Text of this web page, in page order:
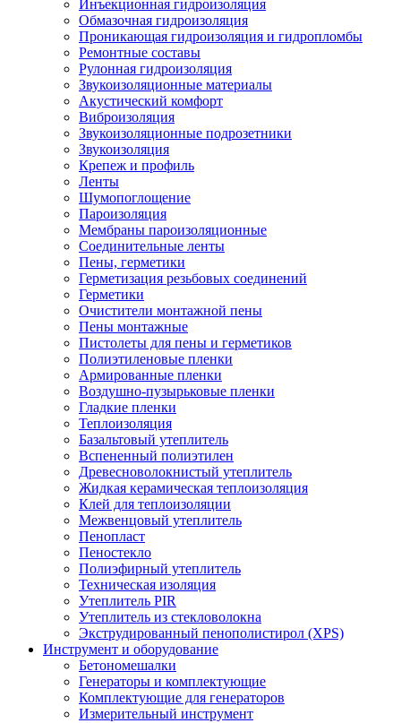
Инъекционная гидроизоляция
Обмазочная гидроизоляция
Проникающая гидроизоляция и гидропломбы
Ремонтные составы
Рулонная гидроизоляция
Звукоизоляционные материалы
Акустический комфорт
Виброизоляция
Звукоизоляционные подрозетники
Звукоизоляция
Крепеж и профиль
Ленты
Шумопоглощение
Пароизоляция
Мембраны пароизоляционные
Соединительные ленты
Пены, герметики
Герметизация резьбовых соединений
Герметики
Очистители монтажной пены
Пены монтажные
Пистолеты для пены и герметиков
Полиэтиленовые пленки
Армированные пленки
Воздушно-пузырьковые пленки
Гладкие пленки
Теплоизоляция
Базальтовый утеплитель
Вспененный полиэтилен
Древесноволокнистый утеплитель
Жидкая керамическая теплоизоляция
Клей для теплоизоляции
Межвенцовый утеплитель
Пенопласт
Пеностекло
Полиэфирный утеплитель
Техническая изоляция
Утеплитель PIR
Утеплитель из стекловолокна
Экструдированный пенополистирол (XPS)
Инструмент и оборудование
Бетономешалки
Генераторы и комплектующие
Комплектующие для генераторов
Измерительный инструмент